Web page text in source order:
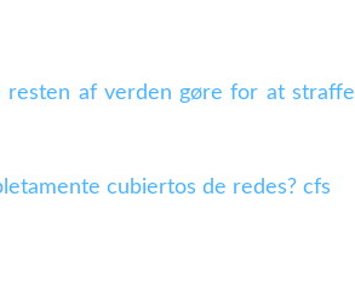
resten af ​​verden gøre for at straffe
cubiertos de redes? cfs